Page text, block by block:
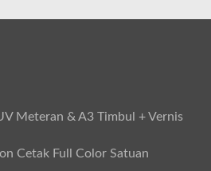
Meteran & A3 Timbul + Vernis
Cetak Full Color Satuan